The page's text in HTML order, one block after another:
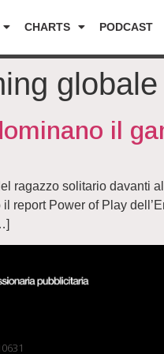
CHARTS PODCAST
globale
il
ragazzo solitario davanti
report Power of Play